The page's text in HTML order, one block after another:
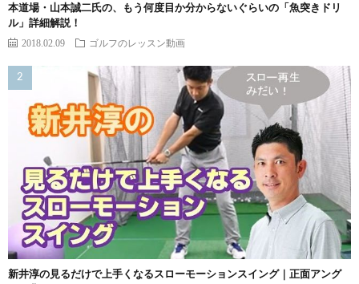
本道場・山本誠二氏の、もう何度目か分からないぐらいの「魚突きドリ
ル」詳細解説！
2018.02.09 ゴルフのレッスン動画
新井淳の見るだけで上手くなるスローモーションスイング｜正面アング